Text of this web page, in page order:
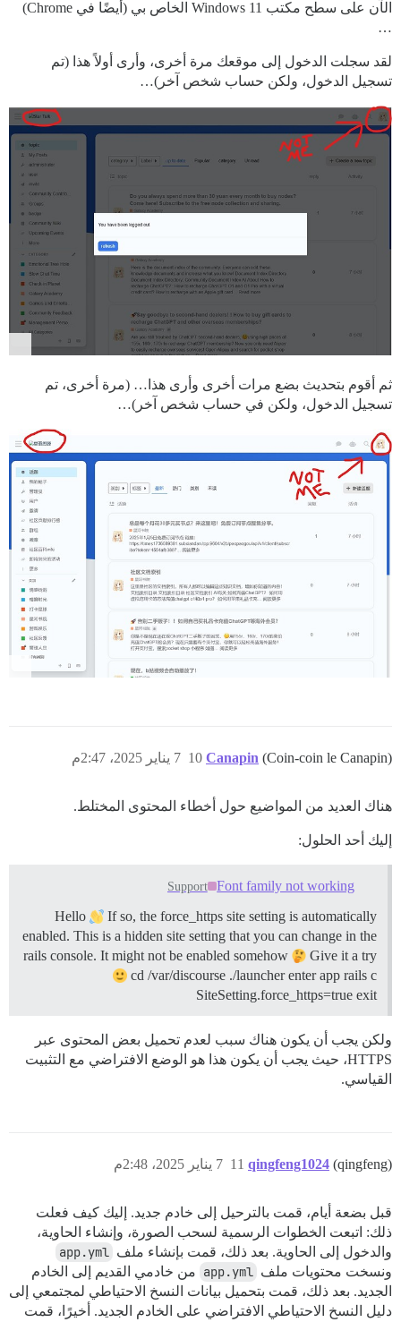
الآن على سطح مكتب Windows 11 الخاص بي (أيضًا في Chrome)
…
لقد سجلت الدخول إلى موقعك مرة أخرى، وأرى أولاً هذا (تم
تسجيل الدخول، ولكن حساب شخص آخر)…
ثم أقوم بتحديث بضع مرات أخرى وأرى هذا… (مرة أخرى، تم
تسجيل الدخول، ولكن في حساب شخص آخر)…
Canapin (Coin-coin le Canapin) 7 يناير 2025، 2:47م 10
هناك العديد من المواضيع حول أخطاء المحتوى المختلط.
إليك أحد الحلول:
Font family not working
Support
Hello
If so, the force_https site setting is automatically
enabled. This is a hidden site setting that you can change in the
rails console. It might not be enabled somehow
Give it a try
cd /var/discourse ./launcher enter app rails c
SiteSetting.force_https=true exit
ولكن يجب أن يكون هناك سبب لعدم تحميل بعض المحتوى عبر
HTTPS، حيث يجب أن يكون هذا هو الوضع الافتراضي مع التثبيت
القياسي.
qingfeng1024 (qingfeng) 7 يناير 2025، 2:48م 11
قبل بضعة أيام، قمت بالترحيل إلى خادم جديد. إليك كيف فعلت
ذلك: اتبعت الخطوات الرسمية لسحب الصورة، وإنشاء الحاوية،
والدخول إلى الحاوية. بعد ذلك، قمت بإنشاء ملف app.yml
ونسخت محتويات ملف app.yml من خادمي القديم إلى الخادم
الجديد. بعد ذلك، قمت بتحميل بيانات النسخ الاحتياطي لمجتمعي إلى
دليل النسخ الاحتياطي الافتراضي على الخادم الجديد. أخيرًا، قمت